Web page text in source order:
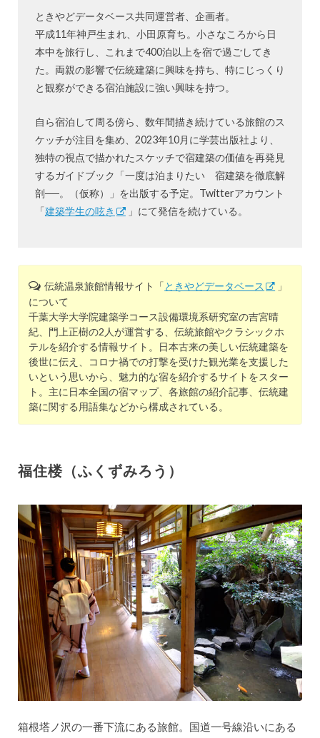
ときやどデータベース共同運営者、企画者。
平成11年神戸生まれ、小田原育ち。小さなころから日
本中を旅行し、これまで400泊以上を宿で過ごしてき
た。両親の影響で伝統建築に興味を持ち、特にじっくり
と観察ができる宿泊施設に強い興味を持つ。
自ら宿泊して周る傍ら、数年間描き続けている旅館のス
ケッチが注目を集め、2023年10月に学芸出版社より、
独特の視点で描かれたスケッチで宿建築の価値を再発見
するガイドブック「一度は泊まりたい 宿建築を徹底解
剖──。（仮称）」を出版する予定。Twitterアカウント
「建築学生の呟き 」にて発信を続けている。
伝統温泉旅館情報サイト「ときやどデータベース
」
について
千葉大学大学院建築学コース設備環境系研究室の吉宮晴
紀、門上正樹の2人が運営する、伝統旅館やクラシックホ
テルを紹介する情報サイト。日本古来の美しい伝統建築を
後世に伝え、コロナ禍での打撃を受けた観光業を支援した
いという思いから、魅力的な宿を紹介するサイトをスター
ト。主に日本全国の宿マップ、各旅館の紹介記事、伝統建
築に関する用語集などから構成されている。
福住楼（ふくずみろう）
箱根塔ノ沢の一番下流にある旅館。国道一号線沿いにある